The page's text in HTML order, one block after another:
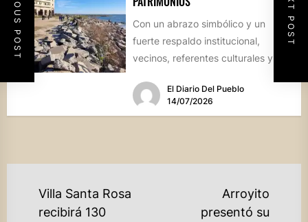
NEXT POST
Con un abrazo simbólico y un
fuerte respaldo institucional,
vecinos, referentes culturales y
Ansenuza visibilizaron la...
El Diario Del Pueblo
14/07/2026
NAVEGACIÓN
Villa Santa Rosa
recibirá 130
Arroyito
presentó su